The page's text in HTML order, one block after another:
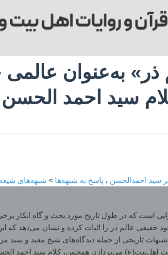
ذر» به‌عنوان
سید احمد الحسن
سید احمدالحسن ، پاسخ به شبهه‌ها > شبهه‌های
است که در طول تاریخ مورد بحث و گاه انکار
حقیقی عالم ذر را اثبات کرده و نشان می‌دهد
تاریخی از جمله دیدگاه‌های شیخ مفید و سید
اهل‌بیت(ع) می‌پردازد. همچنین، کلام سید احمد